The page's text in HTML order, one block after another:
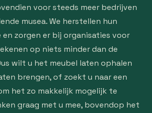
voor steeds meer bedrijven
musea. We herstellen hun
zorgen er bij organisaties voor
op niets minder dan de
wilt u het meubel laten ophalen
brengen, of zoekt u naar een
het zo makkelijk mogelijk te
graag met u mee, bovendop het